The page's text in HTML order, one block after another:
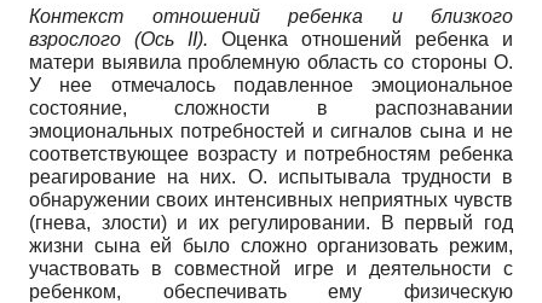
Контекст отношений ребенка и близкого
взрослого (Ось II). Оценка отношений ребенка и
матери выявила проблемную область со стороны О.
У нее отмечалось подавленное эмоциональное
состояние, сложности в распознавании
эмоциональных потребностей и сигналов сына и не
соответствующее возрасту и потребностям ребенка
реагирование на них. О. испытывала трудности в
обнаружении своих интенсивных неприятных чувств
(гнева, злости) и их регулировании. В первый год
жизни сына ей было сложно организовать режим,
участвовать в совместной игре и деятельности с
ребенком, обеспечивать ему физическую